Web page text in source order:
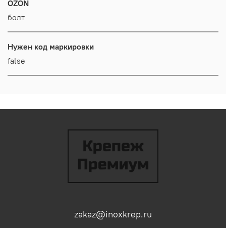
OZON
болт
Нужен код маркировки
false
zakaz@inoxkrep.ru